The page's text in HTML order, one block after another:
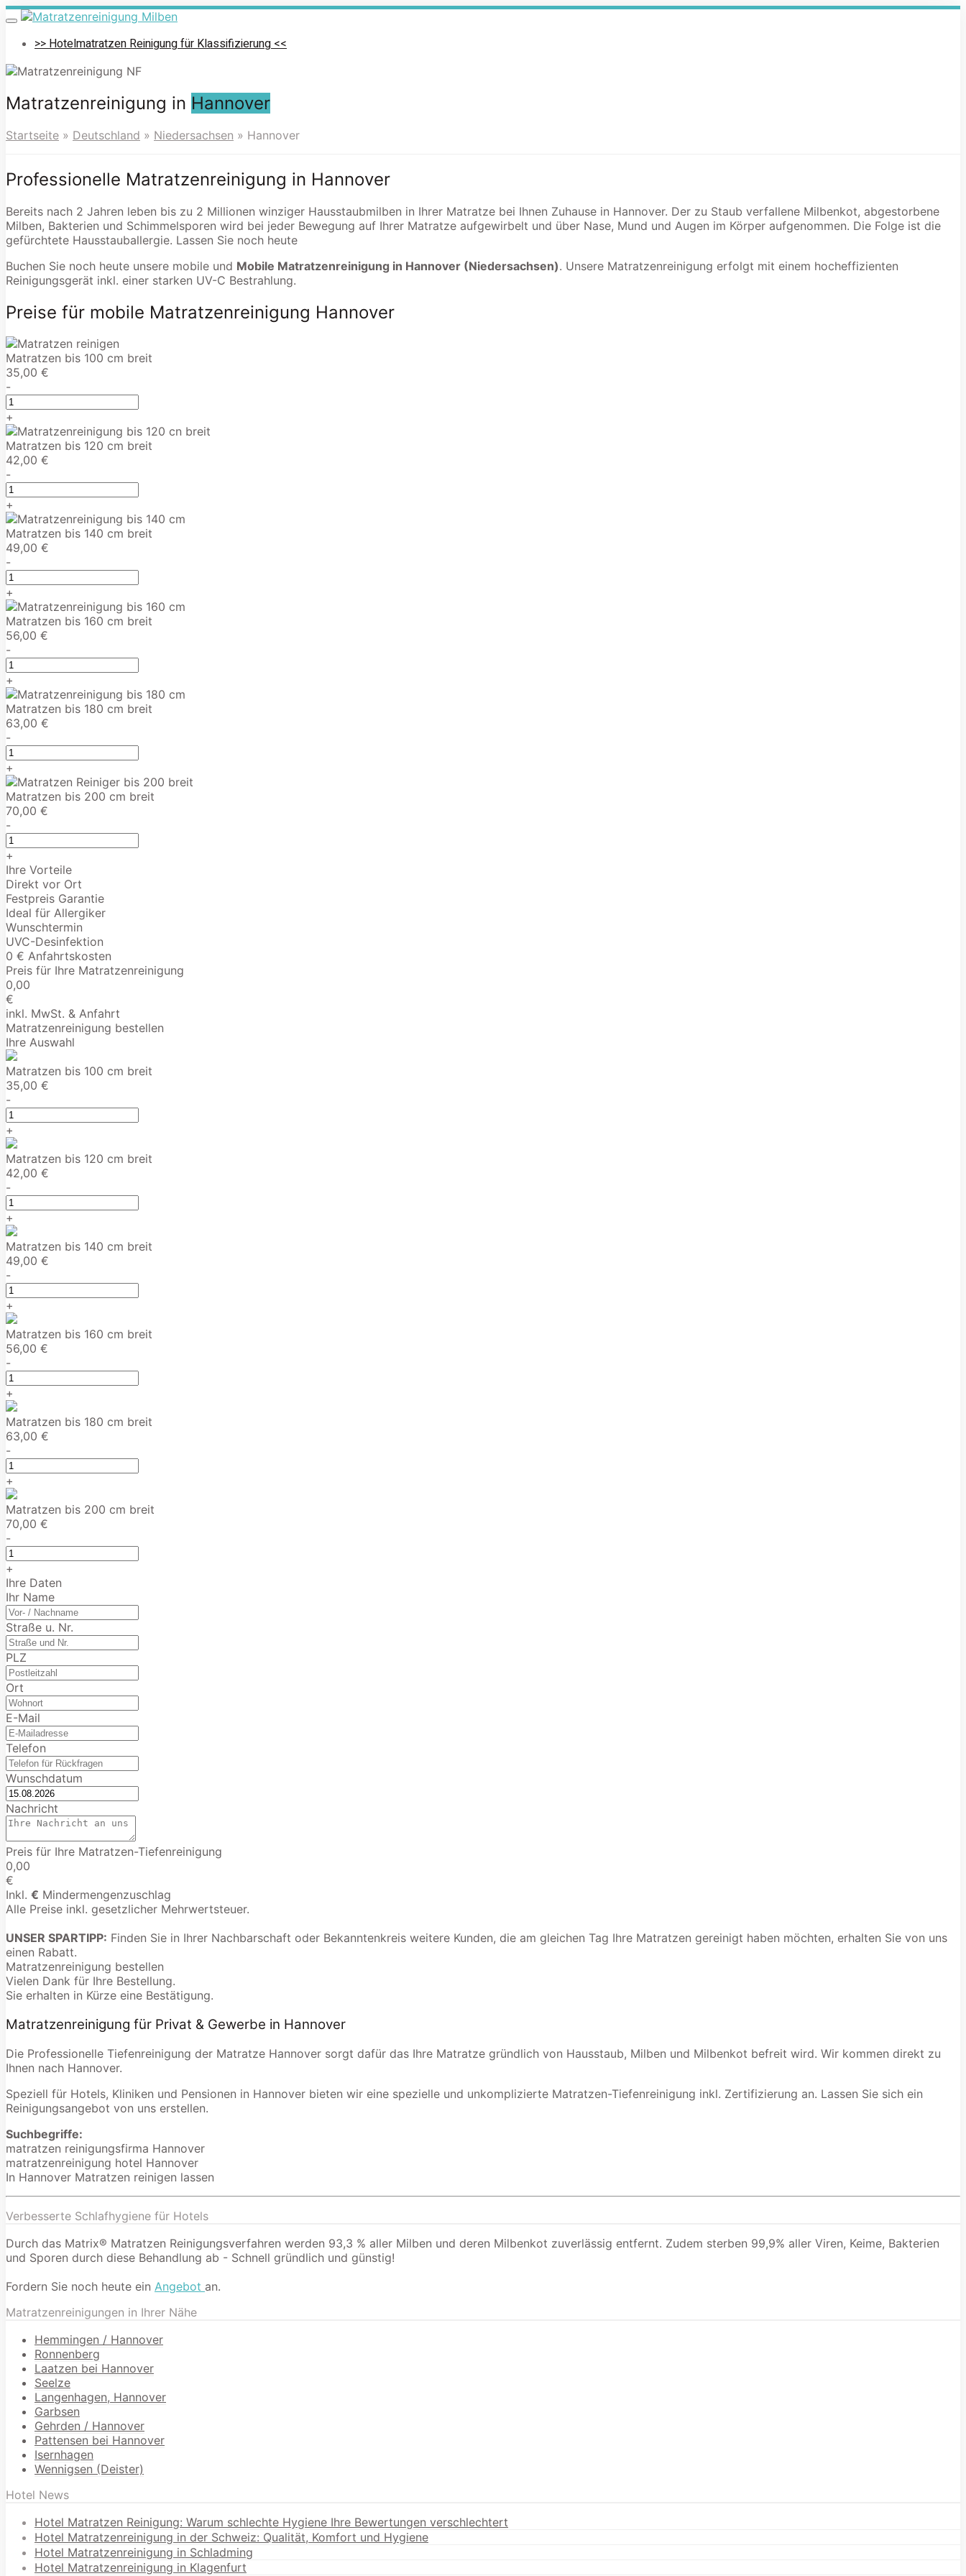
Skip
to
main
Toggle
navigation>> Hotelmatratzen Reinigung für Klassifizierung <<
Matratzenreinigung in Hannover
Startseite » Deutschland » Niedersachsen » Hannover
Professionelle Matratzenreinigung in Hannover
Bereits nach 2 Jahren leben bis zu 2 Millionen winziger Hausstaubmilben in Ihrer Matratze bei Ihnen Zuhause in Hannover. Der zu Staub verfallene Milbenkot, abgestorbene
Milben, Bakterien und Schimmelsporen wird bei jeder Bewegung auf Ihrer Matratze aufgewirbelt und über Nase, Mund und Augen im Körper aufgenommen. Die Folge ist die
gefürchtete Hausstauballergie. Lassen Sie noch heute
Buchen Sie noch heute unsere mobile und Mobile Matratzenreinigung in Hannover (Niedersachsen). Unsere Matratzenreinigung erfolgt mit einem hocheffizienten
Reinigungsgerät inkl. einer starken UV-C Bestrahlung.
Preise für mobile Matratzenreinigung Hannover
Matratzen bis 100 cm breit
35,00 €
-
+
Matratzen bis 120 cm breit
42,00 €
-
+
Matratzen bis 140 cm breit
49,00 €
-
+
Matratzen bis 160 cm breit
56,00 €
-
+
Matratzen bis 180 cm breit
63,00 €
-
+
Matratzen bis 200 cm breit
70,00 €
-
+
Ihre Vorteile
Direkt vor Ort
Festpreis Garantie
Ideal für Allergiker
Wunschtermin
UVC-Desinfektion
0 € Anfahrtskosten
Preis für Ihre Matratzenreinigung
0,00
€
inkl. MwSt. & Anfahrt
Matratzenreinigung bestellen
Ihre Auswahl
Matratzen bis 100 cm breit
35,00 €
-
+
Matratzen bis 120 cm breit
42,00 €
-
+
Matratzen bis 140 cm breit
49,00 €
-
+
Matratzen bis 160 cm breit
56,00 €
-
+
Matratzen bis 180 cm breit
63,00 €
-
+
Matratzen bis 200 cm breit
70,00 €
-
+
Ihre Daten
Ihr Name
Straße u. Nr.
PLZ
Ort
E-Mail
Telefon
Wunschdatum
Nachricht
Preis für Ihre Matratzen-Tiefenreinigung
0,00
€
Inkl. € Mindermengenzuschlag
Alle Preise inkl. gesetzlicher Mehrwertsteuer.
UNSER SPARTIPP: Finden Sie in Ihrer Nachbarschaft oder Bekanntenkreis weitere Kunden, die am gleichen Tag Ihre Matratzen gereinigt haben möchten, erhalten Sie von uns
einen Rabatt.
Matratzenreinigung bestellen
Vielen Dank für Ihre Bestellung.
Sie erhalten in Kürze eine Bestätigung.
Matratzenreinigung für Privat & Gewerbe in Hannover
Die Professionelle Tiefenreinigung der Matratze Hannover sorgt dafür das Ihre Matratze gründlich von Hausstaub, Milben und Milbenkot befreit wird. Wir kommen direkt zu
Ihnen nach Hannover.
Speziell für Hotels, Kliniken und Pensionen in Hannover bieten wir eine spezielle und unkomplizierte Matratzen-Tiefenreinigung inkl. Zertifizierung an. Lassen Sie sich ein
Reinigungsangebot von uns erstellen.
Suchbegriffe:
matratzen reinigungsfirma Hannover
matratzenreinigung hotel Hannover
In Hannover Matratzen reinigen lassen
Verbesserte Schlafhygiene für Hotels
Durch das Matrix® Matratzen Reinigungsverfahren werden 93,3 % aller Milben und deren Milbenkot zuverlässig entfernt. Zudem sterben 99,9% aller Viren, Keime, Bakterien
und Sporen durch diese Behandlung ab - Schnell gründlich und günstig!
Fordern Sie noch heute ein Angebot an.
Matratzenreinigungen in Ihrer Nähe
Hemmingen / Hannover
Ronnenberg
Laatzen bei Hannover
Seelze
Langenhagen, Hannover
Garbsen
Gehrden / Hannover
Pattensen bei Hannover
Isernhagen
Wennigsen (Deister)
Hotel News
Hotel Matratzen Reinigung: Warum schlechte Hygiene Ihre Bewertungen verschlechtert
Hotel Matratzenreinigung in der Schweiz: Qualität, Komfort und Hygiene
Hotel Matratzenreinigung in Schladming
Hotel Matratzenreinigung in Klagenfurt